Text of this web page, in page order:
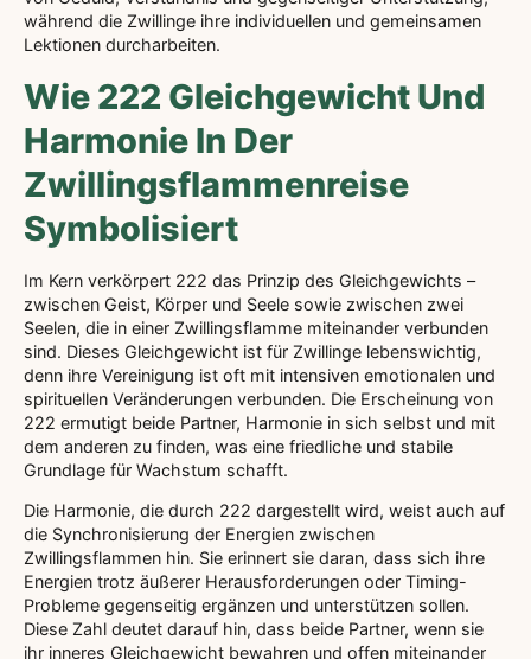
während die Zwillinge ihre individuellen und gemeinsamen
Lektionen durcharbeiten.
Wie 222 Gleichgewicht Und
Harmonie In Der
Zwillingsflammenreise
Symbolisiert
Im Kern verkörpert 222 das Prinzip des Gleichgewichts –
zwischen Geist, Körper und Seele sowie zwischen zwei
Seelen, die in einer Zwillingsflamme miteinander verbunden
sind. Dieses Gleichgewicht ist für Zwillinge lebenswichtig,
denn ihre Vereinigung ist oft mit intensiven emotionalen und
spirituellen Veränderungen verbunden. Die Erscheinung von
222 ermutigt beide Partner, Harmonie in sich selbst und mit
dem anderen zu finden, was eine friedliche und stabile
Grundlage für Wachstum schafft.
Die Harmonie, die durch 222 dargestellt wird, weist auch auf
die Synchronisierung der Energien zwischen
Zwillingsflammen hin. Sie erinnert sie daran, dass sich ihre
Energien trotz äußerer Herausforderungen oder Timing-
Probleme gegenseitig ergänzen und unterstützen sollen.
Diese Zahl deutet darauf hin, dass beide Partner, wenn sie
ihr inneres Gleichgewicht bewahren und offen miteinander